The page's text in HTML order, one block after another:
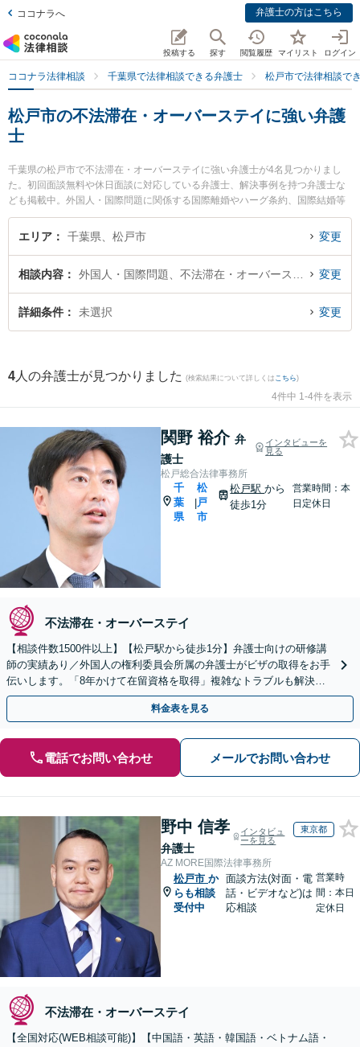
ココナラへ 弁護士の方はこちら
投稿する 探す 閲覧履歴 マイリスト ログイン
ココナラ法律相談 千葉県で法律相談できる弁護士 松戸市で法律相談で
松戸市の不法滞在・オーバーステイに強い弁護
士
千葉県の松戸市で不法滞在・オーバーステイに強い弁護士が4名見つかりまし
た。初回面談無料や休日面談に対応している弁護士、解決事例を持つ弁護士な
ども掲載中。外国人・国際問題に関係する国際離婚やハーグ条約、国際結婚等
の細かな分野での絞り込み検索もでき便利です。特に松戸総合法律事務所の関
野 裕介弁護士やときわ綜合法律事務所の吉田 要介弁護士、ときわ綜合法律事務
ルを今すぐに弁護士に相談したい』『不法滞在・オーバーステイのトラブル解
決の実績豊富な近くの弁護士を検索したい』『初回相談無料で不法滞在・オー
バーステイを法律相談できる松戸市内の弁護士に相談予約したい』などでお困
エリア 千葉県、松戸市 変更
相談内容 変更
詳細条件 未選択 変更
4 人の弁護士が見つかりました (検索結果について詳しくは こちら)
4件中 1-4件を表示
関野 裕介 弁
護士
インタビューを
見る
松戸総合法律事務所
千
葉
県
|
松
戸
市
松戸駅から
徒歩1分
営業時間：本
日定休日
不法滞在・オーバーステイ
【相談件数1500件以上】【松戸駅から徒歩1分】弁護士向けの研修講
師の実績あり／外国人の権利委員会所属の弁護士がビザの取得をお手
伝いします。「8年かけて在留資格を取得」複雑なトラブルも解決。
日本語が苦手な外国人のサポートに定評ありです。
料金表を見る
電話でお問い合わせ メールでお問い合わせ
野中 信孝
弁護士
インタビュ
ーを見る
東京都
AZ MORE国際法律事務所
松戸市 か
らも相談
受付中
面談方法(対面・電
話・ビデオなど)は
応相談
営業時
間：本日
定休日
不法滞在・オーバーステイ
【全国対応(WEB相談可能)】【中国語・英語・韓国語・ベトナム語・